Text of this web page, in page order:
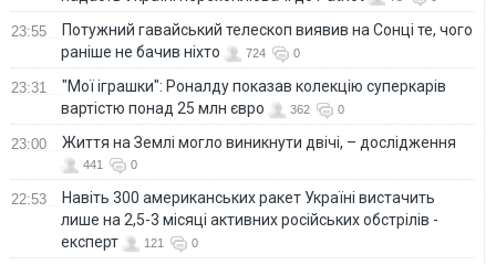
23:55
Потужний гавайський телескоп виявив на Сонці те, чого
раніше не бачив ніхто
724 0
23:31
"Мої іграшки": Роналду показав колекцію суперкарів
вартістю понад 25 млн євро
362 0
23:00 Життя на Землі могло виникнути двічі, – дослідження
441 0
22:53
Навіть 300 американських ракет Україні вистачить
лише на 2,5-3 місяці активних російських обстрілів -
експерт
121 0